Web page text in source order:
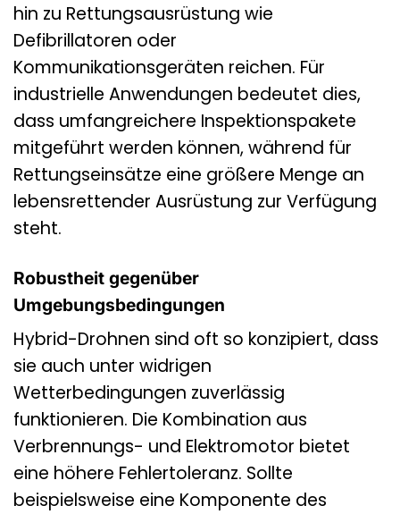
hin zu Rettungsausrüstung wie
Defibrillatoren oder
Kommunikationsgeräten reichen. Für
industrielle Anwendungen bedeutet dies,
dass umfangreichere Inspektionspakete
mitgeführt werden können, während für
Rettungseinsätze eine größere Menge an
lebensrettender Ausrüstung zur Verfügung
steht.
Robustheit gegenüber
Umgebungsbedingungen
Hybrid-Drohnen sind oft so konzipiert, dass
sie auch unter widrigen
Wetterbedingungen zuverlässig
funktionieren. Die Kombination aus
Verbrennungs- und Elektromotor bietet
eine höhere Fehlertoleranz. Sollte
beispielsweise eine Komponente des